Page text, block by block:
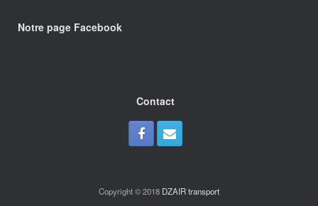
Notre page Facebook
Contact
Copyright © 2018 DZAIR transport